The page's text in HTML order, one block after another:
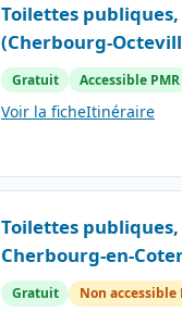
Toilettes
(Cherbourg-
Gratuit Accessible PMR
Voir la ficheItinéraire
Toilettes publiques,
Cherbourg-en-
Gratuit Non accessible